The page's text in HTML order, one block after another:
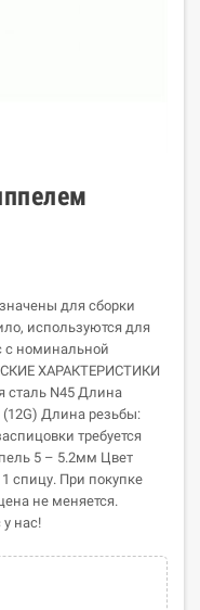
для сборки
используются для
с номинальной
ХАРАКТЕРИСТИКИ
сталь N45 Длина
Длина резьбы:
требуется
5 – 5.2мм Цвет
спицу. При покупке
не меняется.
нас!